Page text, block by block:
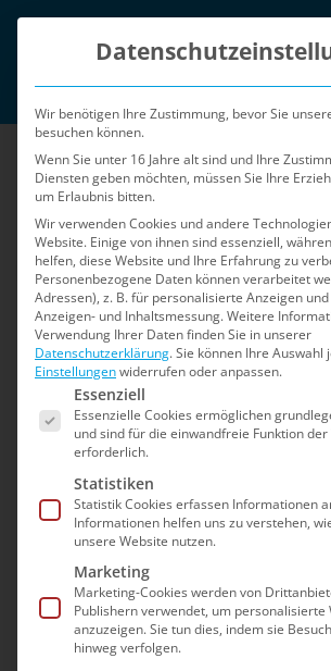
Zum
Login
Menü
Home»Unsere Agentur-Partner
Unsere Agentur-
Sie möchten wissen, wer da
Shopware 5 Projekte betreut?
Agenturen, die das Gleiche
Sicherheit für Shopware 5:
Alle Payment
Extension
Wir benötigen Ihre Zustimmung, bevor Sie
besuchen können.
Wenn Sie unter 16 Jahre alt sind und Ihre
Diensten geben möchten, müssen Sie Ihre
um Erlaubnis bitten.
Wir verwenden Cookies und andere
Website. Einige von ihnen sind essenziell,
helfen, diese Website und Ihre Erfahrung zu
Personenbezogene Daten können verarbeitet
Adressen), z. B. für personalisierte Anzeigen
Anzeigen- und Inhaltsmessung.Weitere
Verwendung Ihrer Daten finden Sie in unserer
Datenschutzerklärung.Sie können Ihre Auswahl
Einstellungenwiderrufen oder anpassen.
Es folgt eine Liste der
Essenziell
Essenzielle Cookies ermöglichen
und sind für die einwandfreie Funktion der
erforderlich.
Statistiken
Statistik Cookies erfassen Informationen
Informationen helfen uns zu verstehen,
unsere Website nutzen.
Marketing
Marketing-Cookies werden von
Publishern verwendet, um personalisierte
anzuzeigen. Sie tun dies, indem sie
hinweg verfolgen.